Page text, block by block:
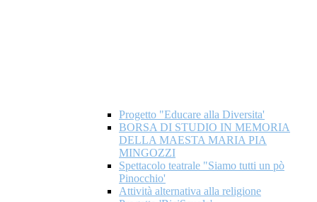
Progetto "Educare alla Diversita'
BORSA DI STUDIO IN MEMORIA
DELLA MAESTA MARIA PIA
MINGOZZI
Spettacolo teatrale "Siamo tutti un pò
Pinocchio'
Attività alternativa alla religione